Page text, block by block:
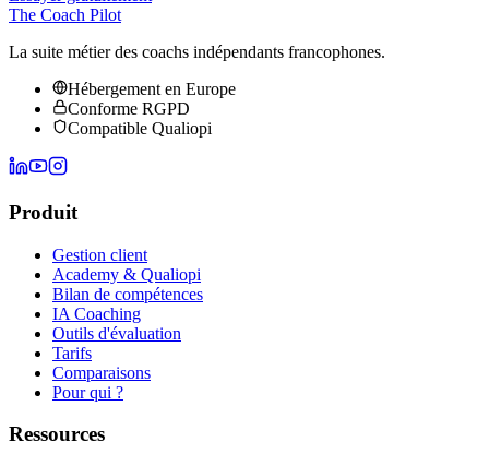
The Coach Pilot
La suite métier des coachs indépendants francophones.
Hébergement en Europe
Conforme RGPD
Compatible Qualiopi
Produit
Gestion client
Academy & Qualiopi
Bilan de compétences
IA Coaching
Outils d'évaluation
Tarifs
Comparaisons
Pour qui ?
Ressources